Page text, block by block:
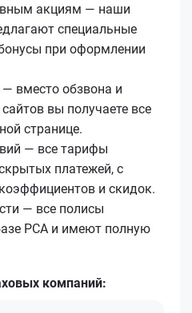
акциям — наши
специальные
при оформлении
вместо обзвона и
вы получаете все
странице.
— все тарифы
платежей, с
и скидок.
— все полисы
РСА и имеют полную
компаний: